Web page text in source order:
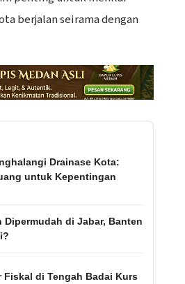
berjalan seirama dengan
Drainase Kota:
untuk Kepentingan
Dipermudah di Jabar, Banten
Fiskal di Tengah Badai Kurs